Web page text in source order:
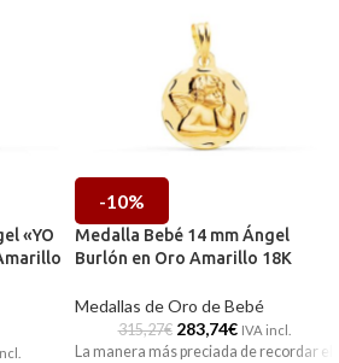
«YO
-10%
Medalla Bebé 14 mm Ángel
Burlón en Oro Amarillo 18K
Medallas de Oro de Bebé
315,27€ 283,74€ IVA incl.
La manera más preciada de recordar el